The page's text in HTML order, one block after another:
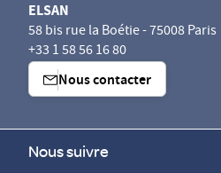
ELSAN
58 bis rue la Boétie - 75008 Paris
+33 1 58 56 16 80
Nous contacter
Nous suivre